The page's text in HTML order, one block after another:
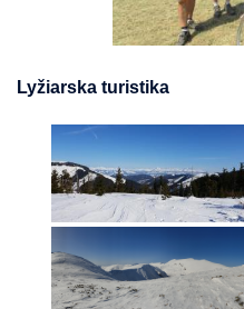
Lyžiarska turistika